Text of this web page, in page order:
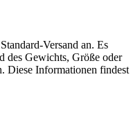
Versand an. Es
des Gewichts, Größe oder
Diese Informationen findest